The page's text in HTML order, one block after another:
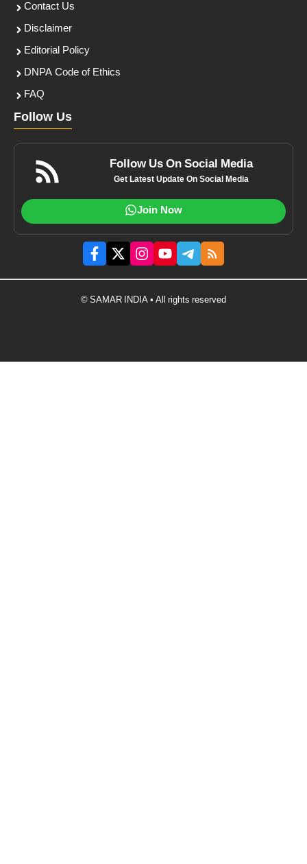
Contact Us
Disclaimer
Editorial Policy
DNPA Code of Ethics
FAQ
Follow Us
Follow Us On Social Media
Get Latest Update On Social Media
Join Now
© SAMAR INDIA • All rights reserved